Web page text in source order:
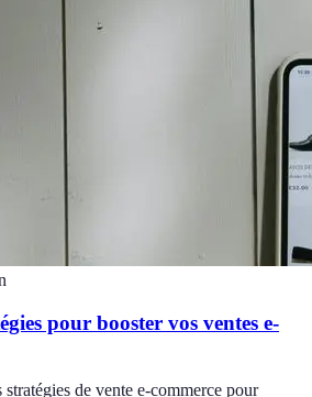
pour booster vos ventes e-
de vente e-commerce pour